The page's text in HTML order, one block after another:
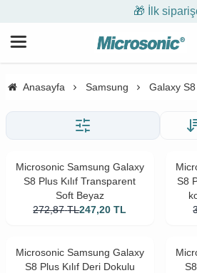
🎁 İlk siparişe %10
Anasayfa Samsung Galaxy
Microsonic Samsung Galaxy
S8 Plus Kılıf Transparent
Soft Beyaz
272,87 TL247,20 TL
S8
Microsonic Samsung Galaxy
S8 Plus Kılıf Deri Dokulu